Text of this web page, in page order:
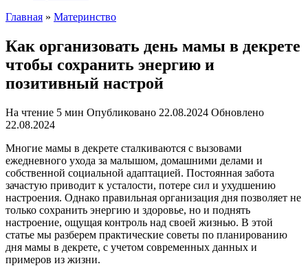
Главная » Материнство
Как организовать день мамы в декрете
чтобы сохранить энергию и
позитивный настрой
На чтение 5 мин Опубликовано 22.08.2024 Обновлено
22.08.2024
Многие мамы в декрете сталкиваются с вызовами
ежедневного ухода за малышом, домашними делами и
собственной социальной адаптацией. Постоянная забота
зачастую приводит к усталости, потере сил и ухудшению
настроения. Однако правильная организация дня позволяет не
только сохранить энергию и здоровье, но и поднять
настроение, ощущая контроль над своей жизнью. В этой
статье мы разберем практические советы по планированию
дня мамы в декрете, с учетом современных данных и
примеров из жизни.